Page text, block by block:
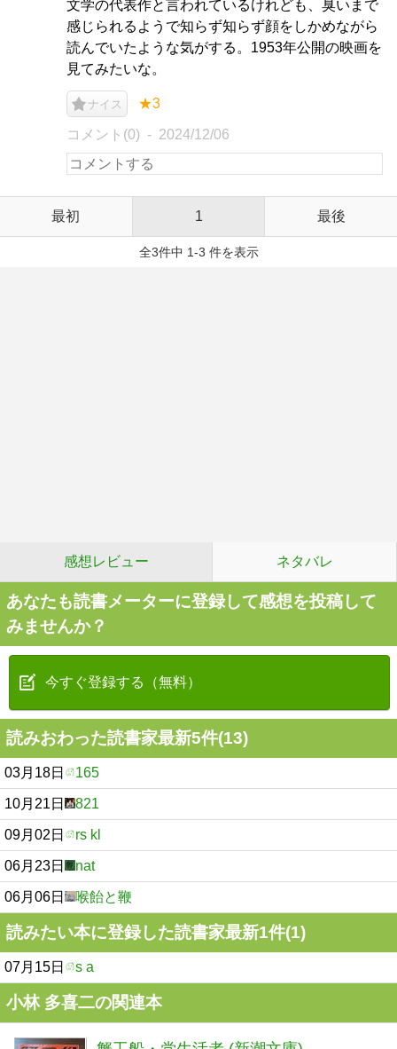
文学の代表作と言われているけれども、臭いまで
感じられるようで知らず知らず顔をしかめながら
読んでいたような気がする。1953年公開の映画を
見てみたいな。
ナイス ★3
コメント(0) 2024/12/06
最初 1 最後
全3件中 1-3 件を表示
感想レビュー ネタバレ
あなたも読書メーターに登録して感想を投稿して
みませんか？
今すぐ登録する（無料）
読みおわった読書家最新5件(13)
03月18日 165
10月21日 821
09月02日 rs kl
06月23日 nat
06月06日 喉飴と鞭
読みたい本に登録した読書家最新1件(1)
07月15日 s a
小林 多喜二の関連本